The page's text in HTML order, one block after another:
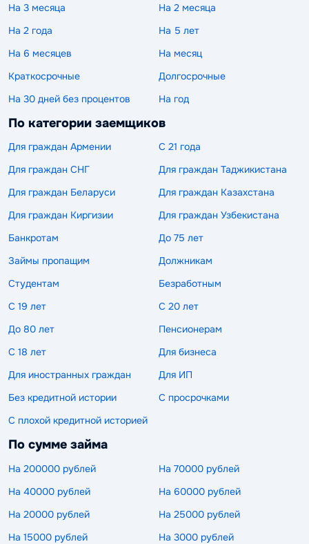
На 3 месяца
На 2 месяца
На 2 года
На 5 лет
На 6 месяцев
На месяц
Краткосрочные
Долгосрочные
На 30 дней без процентов
На год
По категории заемщиков
Для граждан Армении
С 21 года
Для граждан СНГ
Для граждан Таджикистана
Для граждан Беларуси
Для граждан Казахстана
Для граждан Киргизии
Для граждан Узбекистана
Банкротам
До 75 лет
Займы пропащим
Должникам
Студентам
Безработным
С 19 лет
С 20 лет
До 80 лет
Пенсионерам
С 18 лет
Для бизнеса
Для иностранных граждан
Для ИП
Без кредитной истории
С просрочками
С плохой кредитной историей
По сумме займа
На 200000 рублей
На 70000 рублей
На 40000 рублей
На 60000 рублей
На 20000 рублей
На 25000 рублей
На 15000 рублей
На 3000 рублей